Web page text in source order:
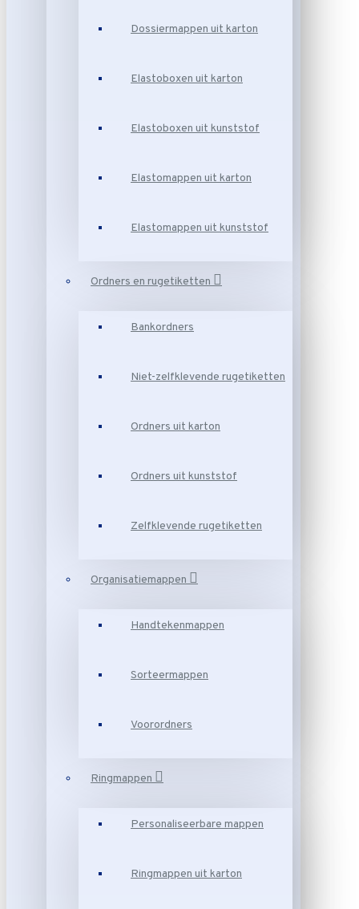
Dossiermappen uit karton
Elastoboxen uit karton
Elastoboxen uit kunststof
Elastomappen uit karton
Elastomappen uit kunststof
Ordners en rugetiketten
Bankordners
Niet-zelfklevende rugetiketten
Ordners uit karton
Ordners uit kunststof
Zelfklevende rugetiketten
Organisatiemappen
Handtekenmappen
Sorteermappen
Voorordners
Ringmappen
Personaliseerbare mappen
Ringmappen uit karton